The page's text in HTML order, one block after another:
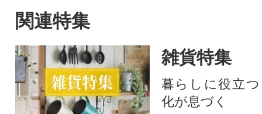
関連特集
雑貨特集
暮らしに役立
化が息づく